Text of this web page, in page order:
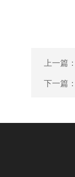
上一篇
下一篇